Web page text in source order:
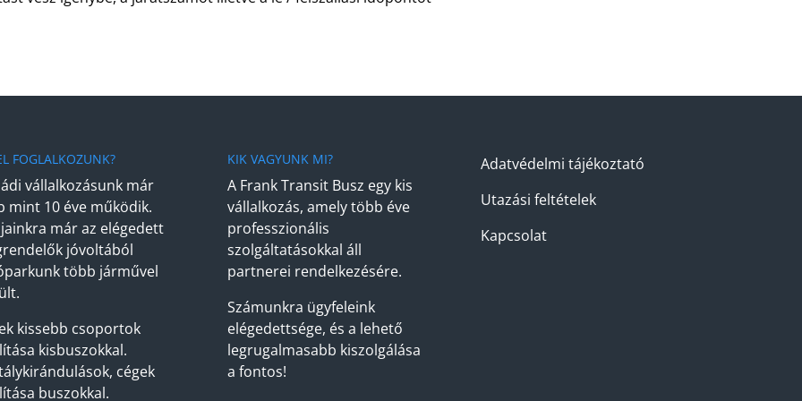
FOGLALKOZUNK?
vállalkozásunk már
mint 10 éve működik.
már az elégedett
jóvoltából
több járművel
kissebb csoportok
kisbuszokkal.
cégek
buszokkal.
KIK VAGYUNK MI?
A Frank Transit Busz egy kis
vállalkozás, amely több éve
professzionális
szolgáltatásokkal áll
partnerei rendelkezésére.
Számunkra ügyfeleink
elégedettsége, és a lehető
legrugalmasabb kiszolgálása
a fontos!
Adatvédelmi tájékoztató
Utazási feltételek
Kapcsolat